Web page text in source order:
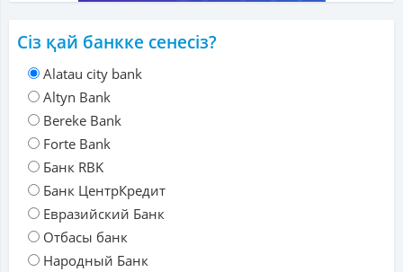
Сіз қай банкке сенесіз?
Alatau city bank
Altyn Bank
Bereke Bank
Forte Bank
Банк RBK
Банк ЦентрКредит
Евразийский Банк
Отбасы банк
Народный Банк